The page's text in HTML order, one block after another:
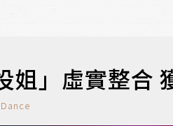
姐」虛實整合